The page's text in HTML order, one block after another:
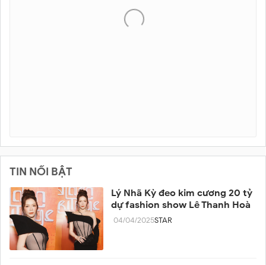
TIN NỔI BẬT
Lý Nhã Kỳ đeo kim cương 20 tỷ
dự fashion show Lê Thanh Hoà
04/04/2025STAR